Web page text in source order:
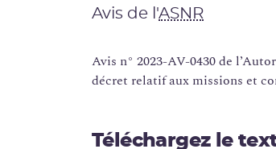
Avis de l'ASNR
Avis n° 2023-AV-0430 de
décret relatif aux missions et
Téléchargez le